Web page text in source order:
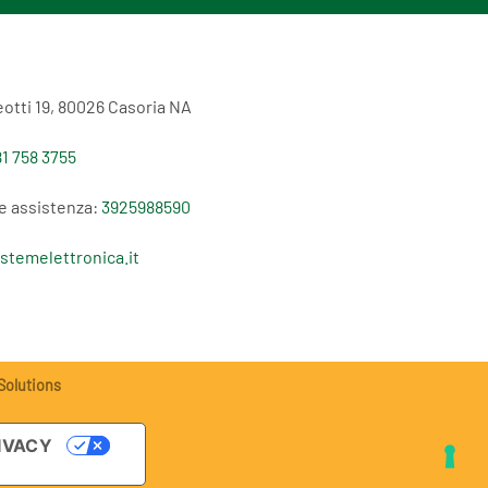
19, 80026 Casoria NA
758 3755
assistenza: 3925988590